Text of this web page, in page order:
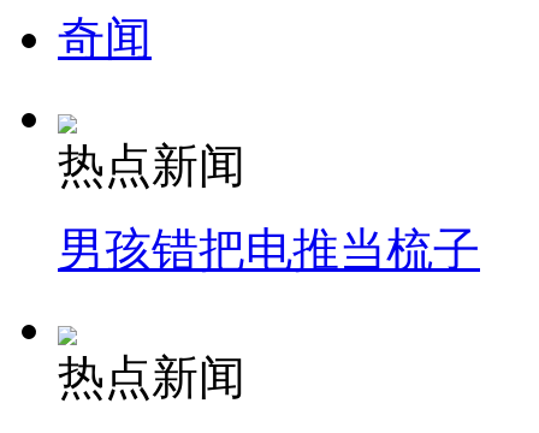
奇闻
热点新闻
男孩错把电推当梳子
热点新闻